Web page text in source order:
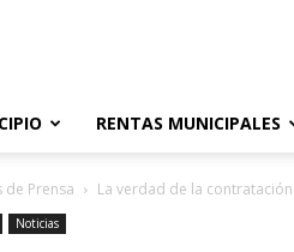
RENTAS MUNICIPALES
de Prensa La verdad de la contratación
Noticias